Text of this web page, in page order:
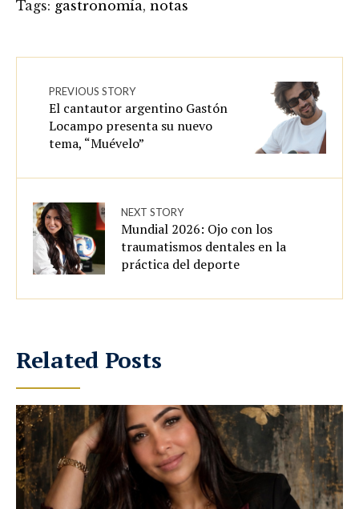
Tags: gastronomía, notas
PREVIOUS STORY
El cantautor argentino Gastón
Locampo presenta su nuevo
tema, “Muévelo”
NEXT STORY
Mundial 2026: Ojo con los
traumatismos dentales en la
práctica del deporte
Related Posts